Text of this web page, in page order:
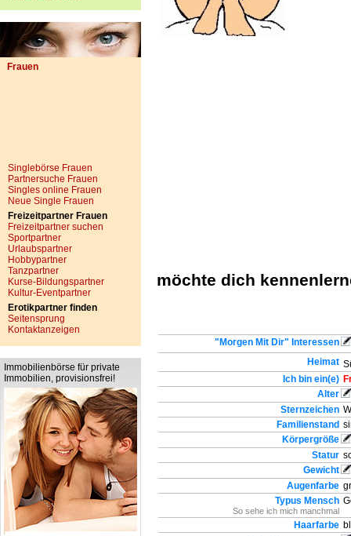
Frauen
Singlebörse Frauen
Partnersuche Frauen
Singles online Frauen
Neue Single Frauen
Freizeitpartner Frauen
Freizeitpartner suchen
Sportpartner
Urlaubspartner
Hobbypartner
Tanzpartner
Kurse-Bildungspartner
Kultur-Eventpartner
Erotikpartner finden
Seitensprung
Kontaktanzeigen
Immobilienbörse für private
Immobilien, provisionsfrei!
möchte dich
"Morgen Mit Dir" Interessen
Heimat
Ich bin ein(e)
Alter
Sternzeichen
Familienstand
Körpergröße
Statur
Gewicht
Augenfarbe
Typus Mensch
So sehe ich mich manchmal
Haarfarbe